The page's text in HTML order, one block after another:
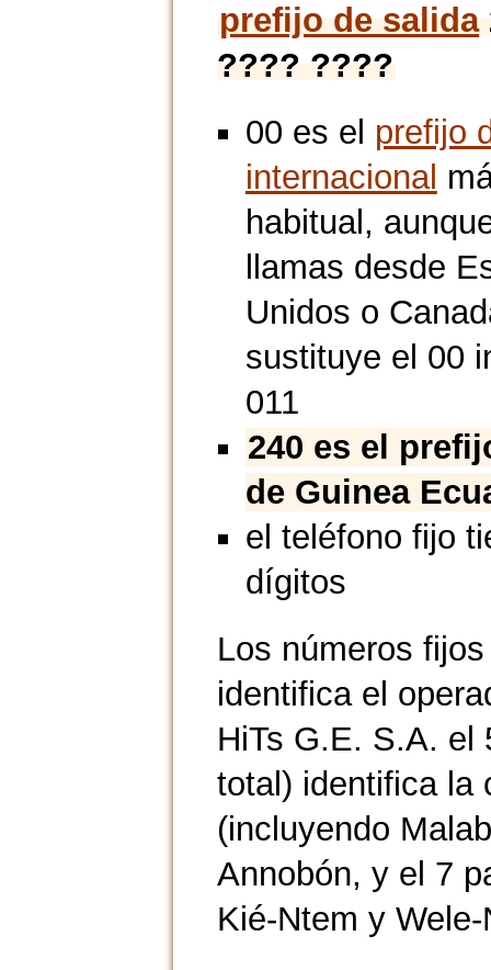
prefijo de salida
???? ????
00 es el prefijo
internacional
habitual,
llamas desde
Unidos o
sustituye el 00
011
240 es el
de Guinea
el teléfono fijo
dígitos
Los números
identifica el
HiTs G.E. S.A. el
total) identifica la
(incluyendo
Annobón, y el 7
Kié-Ntem y